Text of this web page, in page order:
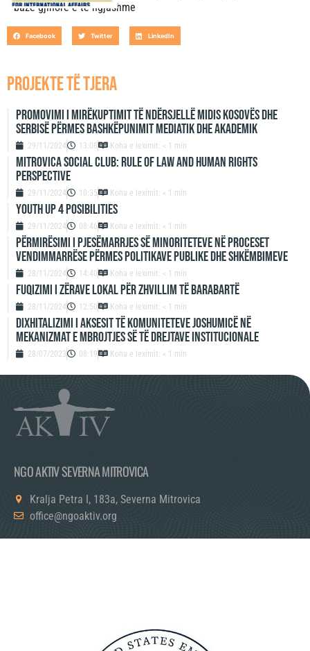
bazë gjinore e të ngjashme
Facebook Twitter LinkedIn
projekte të tjera
Promovimi i mirëkuptimit të ndërsjellë midis Kosovës dhe
Serbisë përmes bashkëpunimit mediatik dhe akademik
29/11/2024 13:08 Koha e leximit: < 1 min
Mitrovica Social Club: Rule of Law and Human Rights
Perspective
29/11/2024 10:35 Koha e leximit: < 1 min
Youth up 4 Posibilities
29/11/2024 08:46 Koha e leximit: < 1 min
Përmirësimi i Pjesëmarrjes së Minoriteteve në Proceset
Vendimmarrëse përmes Politikave Publike dhe Shkëmbimeve
28/11/2024 14:40 Koha e leximit: < 1 min
Fuqizimi i zërave lokal për zhvillim të barabartë
28/11/2024 12:50 Koha e leximit: < 1 min
Dixhitalizimi i aksesit të komuniteteve joshumicë në
mekanizmat e mbrojtjes së të drejtave institucionale
28/07/2023 08:19 Koha e leximit: < 1 min
NGO AKTIV SEVERNA MITROVICA
Kralja Petra I, 183a, Severna Mitrovica
office@ngoaktiv.org